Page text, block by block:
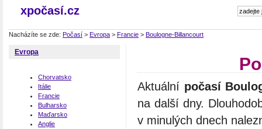
xpočasí.cz
Nacházíte se zde: Počasí > Evropa > Francie > Boulogne-Billancourt
Evropa
Chorvatsko
Itálie
Francie
Bulharsko
Maďarsko
Anglie
Aktuální počasí
na další dny.
v minulých dnech